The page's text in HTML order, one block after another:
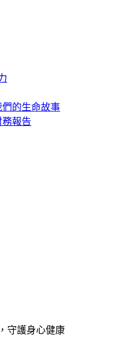
的生命故事
報告
守護身心健康